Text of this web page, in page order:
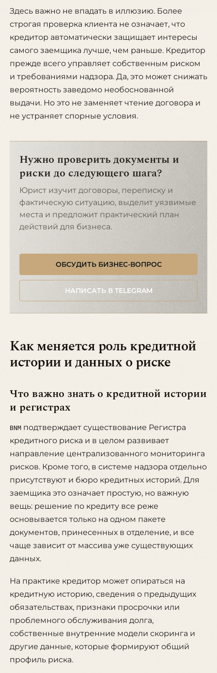
Здесь важно не впадать в иллюзию. Более
строгая проверка клиента не означает, что
кредитор автоматически защищает интересы
самого заемщика лучше, чем раньше. Кредитор
прежде всего управляет собственным риском
и требованиями надзора. Да, это может снижать
вероятность заведомо необоснованной
выдачи. Но это не заменяет чтение договора и
не устраняет спорные условия.
Нужно проверить документы и
риски до следующего шага?
Юрист изучит договоры, переписку и
фактическую ситуацию, выделит уязвимые
места и предложит практический план
действий для бизнеса.
ОБСУДИТЬ БИЗНЕС-ВОПРОС
НАПИСАТЬ В TELEGRAM
Как меняется роль кредитной
истории и данных о риске
Что важно знать о кредитной истории
и регистрах
BNM подтверждает существование Регистра
кредитного риска и в целом развивает
направление централизованного мониторинга
рисков. Кроме того, в системе надзора отдельно
присутствуют и бюро кредитных историй. Для
заемщика это означает простую, но важную
вещь: решение по кредиту все реже
основывается только на одном пакете
документов, принесенных в отделение, и все
чаще зависит от массива уже существующих
данных.
На практике кредитор может опираться на
кредитную историю, сведения о предыдущих
обязательствах, признаки просрочки или
проблемного обслуживания долга,
собственные внутренние модели скоринга и
другие данные, которые формируют общий
профиль риска.